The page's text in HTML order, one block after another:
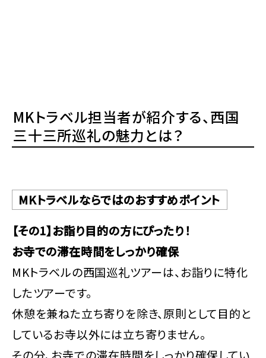
MKトラベル担当者が紹介する、西国
三十三所巡礼の魅力とは？
MKトラベルならではのおすすめポイント
【その1】お詣り目的の方にぴったり！
お寺での滞在時間をしっかり確保
MKトラベルの西国巡礼ツアーは、お詣りに特化
したツアーです。
休憩を兼ねた立ち寄りを除き、原則として目的と
しているお寺以外には立ち寄りません。